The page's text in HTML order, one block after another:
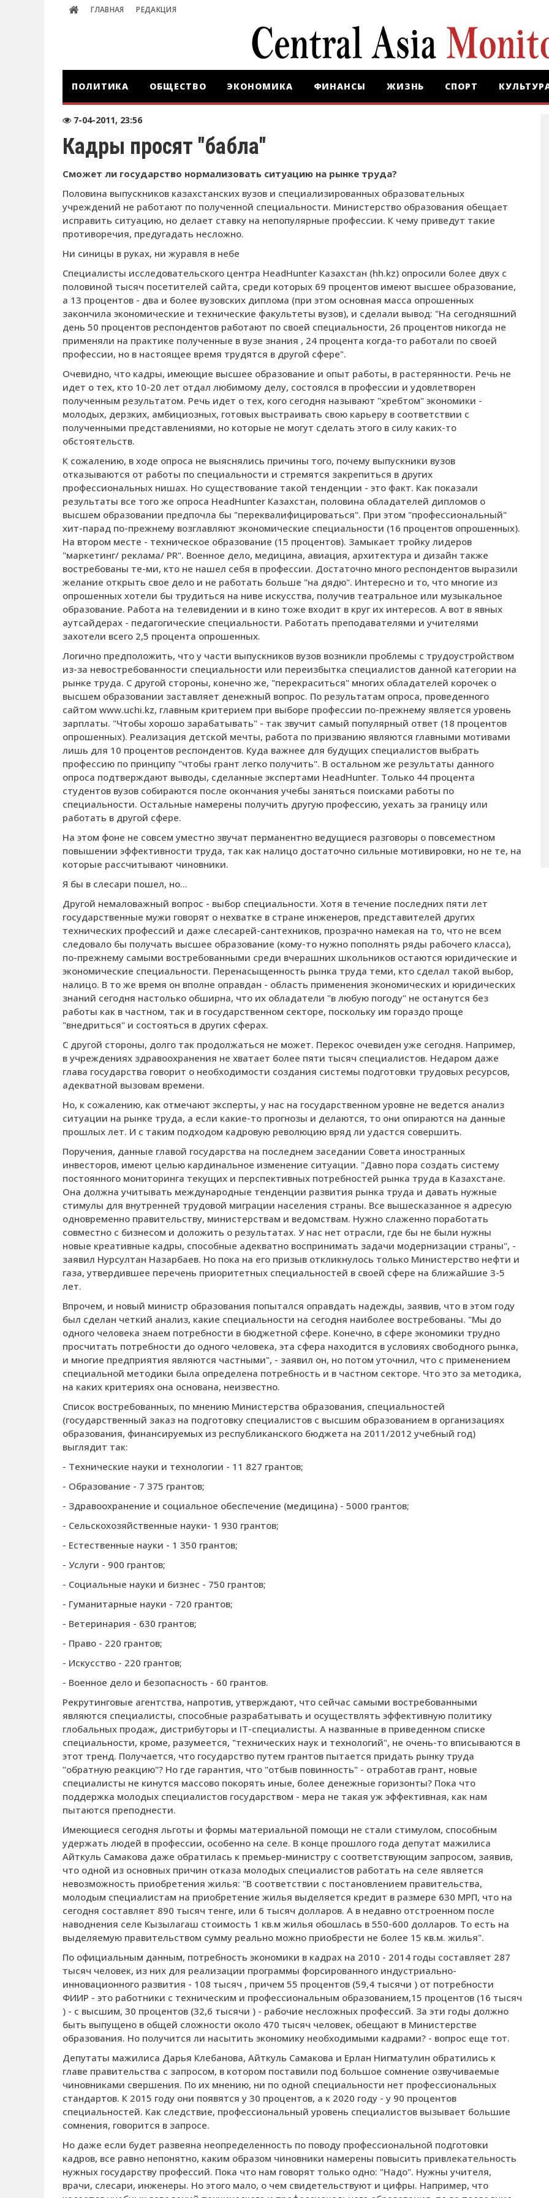
ГЛАВНАЯ РЕДАКЦИЯ
ПОЛИТИКА ОБЩЕСТВО ЭКОНОМИКА ФИНАНСЫ ЖИЗНЬ СПОРТ
7-04-2011, 23:56
Кадры просят "бабла"
Сможет ли государство нормализовать ситуацию на рынке труда?
Половина выпускников казахстанских вузов и специализированных образовательных
учреждений не работают по полученной специальности. Министерство образования обещает
исправить ситуацию, но делает ставку на непопулярные профессии. К чему приведут такие
противоречия, предугадать несложно.
Ни синицы в руках, ни журавля в небе
Специалисты исследовательского центра Head­Hunter Ка­зах­стан (hh.kz) опросили более двух с
половиной тысяч посетителей сайта, среди которых 69 процентов имеют высшее образование,
а 13 процентов - два и более вузовских диплома (при этом основная масса опрошенных
закончила экономические и технические факультеты вузов), и сделали вывод: "На сегодняшний
день 50 процентов респондентов работают по своей специальности, 26 процентов никогда не
применяли на практике полученные в вузе знания , 24 процента когда-то работали по своей
профессии, но в настоящее время трудятся в другой сфере".
Очевидно, что кадры, имеющие высшее образование и опыт работы, в растерянности. Речь не
идет о тех, кто 10-20 лет отдал любимому делу, состоялся в профессии и удовлетворен
полученным результатом. Речь идет о тех, кого сегодня называют "хребтом" экономики -
молодых, дерзких, амбициозных, готовых выстраивать свою карьеру в соответствии с
полученными представлениями, но которые не могут сделать этого в силу каких-то
обстоятельств.
К сожалению, в ходе опроса не выяснялись причины того, почему выпускники вузов
отказываются от работы по специальности и стремятся закрепиться в других
профессиональных нишах. Но существование такой тенденции - это факт. Как показали
результаты все того же опроса HeadHunter Казахстан, половина обладателей дипломов о
высшем образовании предпочла бы "переквалифицироваться". При этом "профессиональный"
хит-парад по-прежнему возглавляют экономические специальности (16 процентов опрошенных).
На втором месте - техническое образование (15 процентов). Замыкает тройку лидеров
"маркетинг/ реклама/ PR". Военное дело, медицина, авиация, архитектура и дизайн также
востребованы те-ми, кто не нашел себя в профессии. Достаточно много респондентов выразили
желание открыть свое дело и не работать больше "на дядю". Интересно и то, что многие из
опрошенных хотели бы трудиться на ниве искусства, получив театральное или музыкальное
образование. Работа на телевидении и в кино тоже входит в круг их интересов. А вот в явных
аутсайдерах - педагогические специальности. Работать преподавателями и учителями
захотели всего 2,5 процента опрошенных.
Логично предположить, что у части выпускников вузов возникли проблемы с трудоустройством
из-за невостребованности специальности или переизбытка специалистов данной категории на
рынке труда. С другой стороны, конечно же, "перекраситься" многих обладателей корочек о
высшем образовании заставляет денежный вопрос. По результатам опроса, проведенного
сайтом www.­uchi.kz, главным критерием при выборе профессии по-прежнему является уровень
зарплаты. "Чтобы хорошо зарабатывать" - так звучит самый популярный ответ (18 процентов
опрошенных). Реализация детской мечты, работа по призванию являются главными мотивами
лишь для 10 процентов респондентов. Куда важнее для будущих специалистов выбрать
профессию по принципу "чтобы грант легко получить". В остальном же результаты данного
опроса подтверждают выводы, сделанные экспертами Head­Hunter. Только 44 процента
студентов вузов собираются после окончания учебы заняться поисками работы по
специальности. Остальные намерены получить другую профессию, уехать за границу или
работать в другой сфере.
На этом фоне не совсем уместно звучат перманентно ведущиеся разговоры о повсеместном
повышении эффективности труда, так как налицо достаточно сильные мотивировки, но не те, на
которые рассчитывают чиновники.
Я бы в слесари пошел, но…
Другой немаловажный вопрос - выбор специальности. Хотя в течение последних пяти лет
государственные мужи говорят о нехватке в стране инженеров, представителей других
технических профессий и даже слесарей-сантехников, прозрачно намекая на то, что не всем
следовало бы получать высшее образование (кому-то нужно пополнять ряды рабочего класса),
по-прежнему самыми востребованными среди вчерашних школьников остаются юридические и
экономические специальности. Перенасыщенность рынка труда теми, кто сделал такой выбор,
налицо. В то же время он вполне оправдан - область применения экономических и юридических
знаний сегодня настолько обширна, что их обладатели "в любую погоду" не останутся без
работы как в частном, так и в государственном секторе, поскольку им гораздо проще
"внедриться" и состояться в других сферах.
С другой стороны, долго так продолжаться не может. Перекос очевиден уже сегодня. Например,
в учреждениях здравоохранения не хватает более пяти тысяч специалистов. Недаром даже
глава государства говорит о необходимости создания системы подготовки трудовых ресурсов,
адекватной вызовам времени.
Но, к сожалению, как отмечают эксперты, у нас на государственном уровне не ведется анализ
ситуации на рынке труда, а если какие-то прогнозы и делаются, то они опираются на данные
прошлых лет. И с таким подходом кадровую революцию вряд ли удастся совершить.
Поручения, данные главой государства на последнем заседании Совета иностранных
инвесторов, имеют целью кардинальное изменение ситуации. "Давно пора создать систему
постоянного мониторинга текущих и перспективных потребностей рынка труда в Казахстане.
Она должна учитывать международные тенденции развития рынка труда и давать нужные
стимулы для внутренней трудовой миграции населения страны. Все вышесказанное я адресую
одновременно правительству, министерствам и ведомствам. Нужно слаженно поработать
совместно с бизнесом и доложить о результатах. У нас нет отрасли, где бы не были нужны
новые креативные кадры, способные адекватно воспринимать задачи модернизации страны", -
заявил Нурсултан Назарбаев. Но пока на его призыв откликнулось только Министерство нефти и
газа, утвердившее перечень приоритетных специальностей в своей сфере на ближайшие 3-5
лет.
Впрочем, и новый министр образования попытался оправдать надежды, заявив, что в этом году
был сделан четкий анализ, какие специальности на сегодня наиболее востребованы. "Мы до
одного человека знаем потребности в бюджетной сфере. Конечно, в сфере экономики трудно
просчитать потребности до одного человека, эта сфера находится в условиях свободного рынка,
и многие предприятия являются частными", - заявил он, но потом уточнил, что с применением
специальной методики была определена потребность и в частном секторе. Что это за методика,
на каких критериях она основана, неизвестно.
Список востребованных, по мнению Министерства образования, специальностей
(государственный заказ на подготовку специалистов с высшим образованием в организациях
образования, финансируемых из республиканского бюджета на 2011/2012 учебный год)
выглядит так:
- Технические науки и технологии - 11 827 грантов;
- Образование - 7 375 грантов;
- Здравоохранение и социальное обеспечение (медицина) - 5000 грантов;
- Сельскохозяйственные науки- 1 930 грантов;
- Естественные науки - 1 350 грантов;
- Услуги - 900 грантов;
- Социальные науки и бизнес - 750 грантов;
- Гуманитарные науки - 720 грантов;
- Ветеринария - 630 грантов;
- Право - 220 грантов;
- Искусство - 220 грантов;
- Военное дело и безопасность - 60 грантов.
Рекрутинговые агентства, напротив, утверждают, что сейчас самыми востребованными
являются специалисты, способные разрабатывать и осуществлять эффективную политику
глобальных продаж, дистрибуторы и IT-специалисты. А названные в приведенном списке
специальности, кроме, разумеется, "технических наук и технологий", не очень-то вписываются в
этот тренд. Получается, что государство путем грантов пытается придать рынку труда
"обратную реакцию"? Но где гарантия, что "отбыв повинность" - отработав грант, новые
специалисты не кинутся массово покорять иные, более денежные горизонты? Пока что
поддержка молодых специалистов государством - мера не такая уж эффективная, как нам
пытаются преподнести.
Имеющиеся сегодня льготы и формы материальной помощи не стали стимулом, способным
удержать людей в профессии, особенно на селе. В конце прошлого года депутат мажилиса
Айткуль Самакова даже обратилась к премьер-министру с соответствующим запросом, заявив,
что одной из основных причин отказа молодых специалистов работать на селе является
невозможность приобретения жилья: "В соответствии с постановлением правительства,
молодым специалистам на приобретение жилья выделяется кредит в размере 630 МРП, что на
сегодня составляет 890 тысяч тенге, или 6 тысяч долларов. А в недавно отстроенном после
наводнения селе Кызылагаш стоимость 1 кв.м жилья обошлась в 550-600 долларов. То есть на
выделяемую правительством сумму реально можно приобрести не более 15 кв.м. жилья".
По официальным данным, потребность экономики в кадрах на 2010 - 2014 годы составляет 287
тысяч человек, из них для реализации программы форсированного индустриально-
инновационного развития - 108 тысяч , причем 55 процентов (59,4 тысячи ) от потребности
ФИИР - это работники с техническим и профессиональным образованием,15 процентов (16 тысяч
) - с высшим, 30 процентов (32,6 тысячи ) - рабочие несложных профессий. За эти годы должно
быть выпущено в общей сложности около 470 тысяч человек, обещают в Министерстве
образования. Но получится ли насытить экономику необходимыми кадрами? - вопрос еще тот.
Депутаты мажилиса Дарья Клебанова, Айткуль Самакова и Ерлан Нигматулин обратились к
главе правительства с запросом, в котором поставили под большое сомнение озвучиваемые
чиновниками свершения. По их мнению, ни по одной специальности нет профессиональных
стандартов. К 2015 году они появятся у 30 процентов, а к 2020 году - у 90 процентов
специальностей. Как следствие, профессиональный уровень специалистов вызывает большие
сомнения, говорится в запросе.
Но даже если будет развеяна неопределенность по поводу профессиональной подготовки
кадров, все равно непонятно, каким образом чиновники намерены повысить привлекательность
нужных государству профессий. Пока что нам говорят только одно: "Надо". Нужны учителя,
врачи, слесари, инженеры. Но этого мало, о чем свидетельствуют и цифры. Например, что